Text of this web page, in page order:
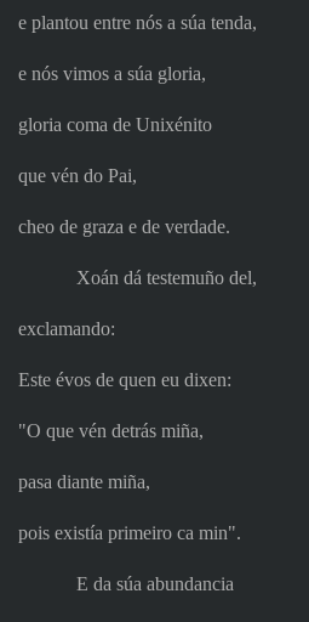
e plantou entre nós a súa tenda,
e nós vimos a súa gloria,
gloria coma de Unixénito
que vén do Pai,
cheo de graza e de verdade.
Xoán dá testemuño del,
exclamando:
Este évos de quen eu dixen:
"O que vén detrás miña,
pasa diante miña,
pois existía primeiro ca min".
E da súa abundancia